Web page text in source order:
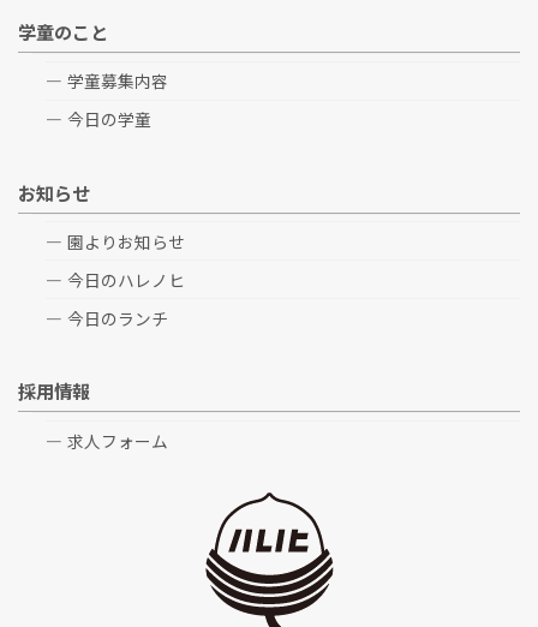
学童のこと
学童募集内容
今日の学童
お知らせ
園よりお知らせ
今日のハレノヒ
今日のランチ
採用情報
求人フォーム